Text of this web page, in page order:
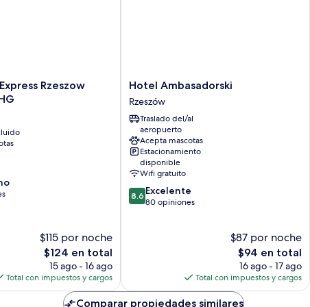
Rzeszow
$115 por noche
El
precio
actual
es
$124 en total
15 ago - 16 ago
Total con impuestos y cargos
Hotel
Ambasadorski
Rzeszów
Hotel Ambasadorski
Rzeszów
Traslado del/al
aeropuerto
Acepta mascotas
Estacionamiento
disponible
Wifi gratuito
8.6
de
8.6 Excelente
80 opiniones
$87 por noche
El
precio
actual
es
de
$94 en total
16 ago - 17 ago
Total con impuestos y cargos
Comparar propiedades similares